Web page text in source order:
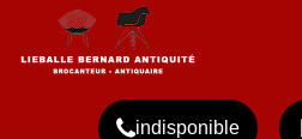
indisponible